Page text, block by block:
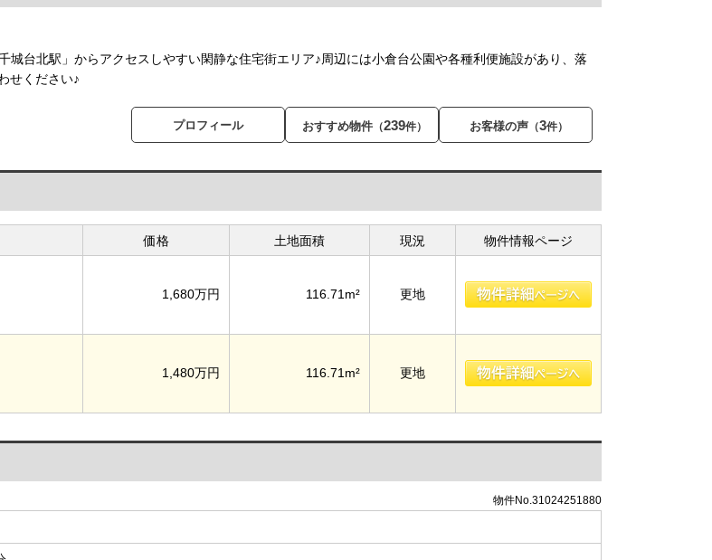
城台北駅」からアクセスしやすい閑静な住宅街エリア♪周辺には小倉台公園や各種利便施設があり、落
せください♪
プロフィール おすすめ物件 （239件） お客様の声（3件）
価格 土地面積 現況 物件情報ページ
1,680万円 116.71m² 更地
1,480万円 116.71m² 更地
物件No.31024251880